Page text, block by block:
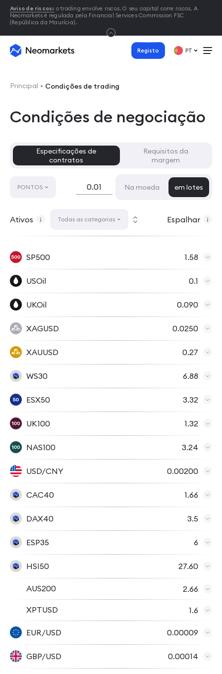
Aviso de riscos: o trading envolve riscos. O seu capital corre riscos. A
Neomarkets é regulada pela Financial Services Commission FSC
(República da Maurícia).
Registo PT
Principal Condições de trading
Condições de negociação
Especificações de
contratos
Requisitos da
margem
PONTOS Na moeda em lotes
Ativos Todas as categorias Espalhar
SP500 1.58
USOil 0.1
UKOil 0.090
XAGUSD 0.0250
XAUUSD 0.27
WS30 6.88
ESX50 3.32
UK100 1.32
NAS100 3.24
USD/CNY 0.00200
CAC40 1.66
DAX40 3.5
ESP35 6
HSI50 27.60
AUS200 2.66
XPTUSD 1.6
EUR/USD 0.00009
GBP/USD 0.00014